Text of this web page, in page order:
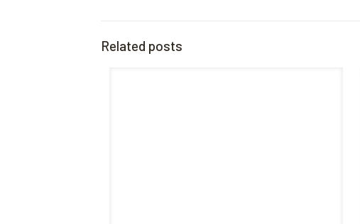
Related posts